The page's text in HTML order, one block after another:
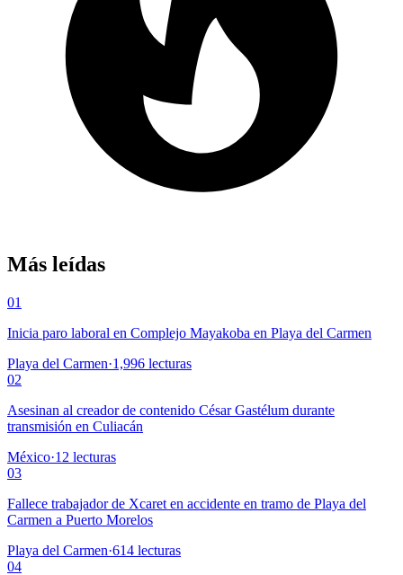
Más leídas
01
Inicia paro laboral en Complejo Mayakoba en Playa del Carmen
Playa del Carmen·1,996 lecturas
02
Asesinan al creador de contenido César Gastélum durante
transmisión en Culiacán
México·12 lecturas
03
Fallece trabajador de Xcaret en accidente en tramo de Playa del
Carmen a Puerto Morelos
Playa del Carmen·614 lecturas
04